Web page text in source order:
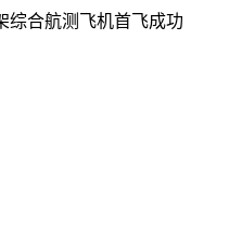
综合航测飞机首飞成功